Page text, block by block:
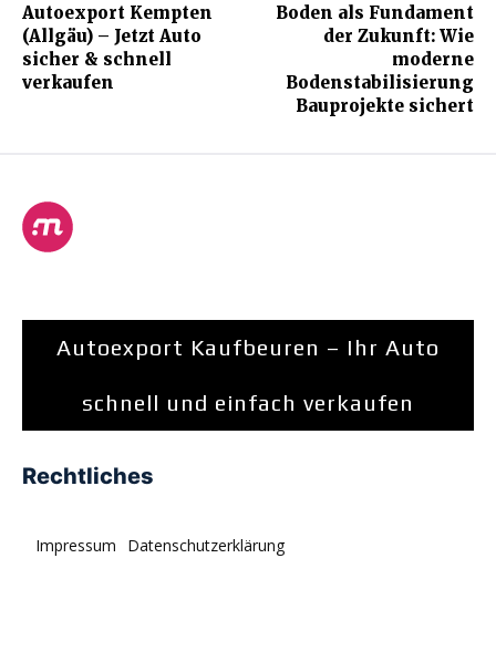
Autoexport Kempten
(Allgäu) – Jetzt Auto
sicher & schnell
verkaufen
Boden als Fundament
der Zukunft: Wie
moderne
Bodenstabilisierung
Bauprojekte sichert
Autoexport Kaufbeuren – Ihr Auto
schnell und einfach verkaufen
Rechtliches
Impressum Datenschutzerklärung